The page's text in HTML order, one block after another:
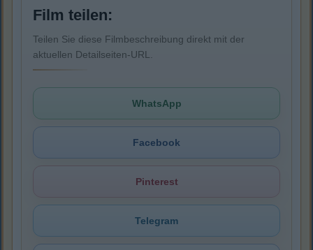
Film teilen:
Teilen Sie diese Filmbeschreibung direkt mit der
aktuellen Detailseiten-URL.
WhatsApp
Facebook
Pinterest
Telegram